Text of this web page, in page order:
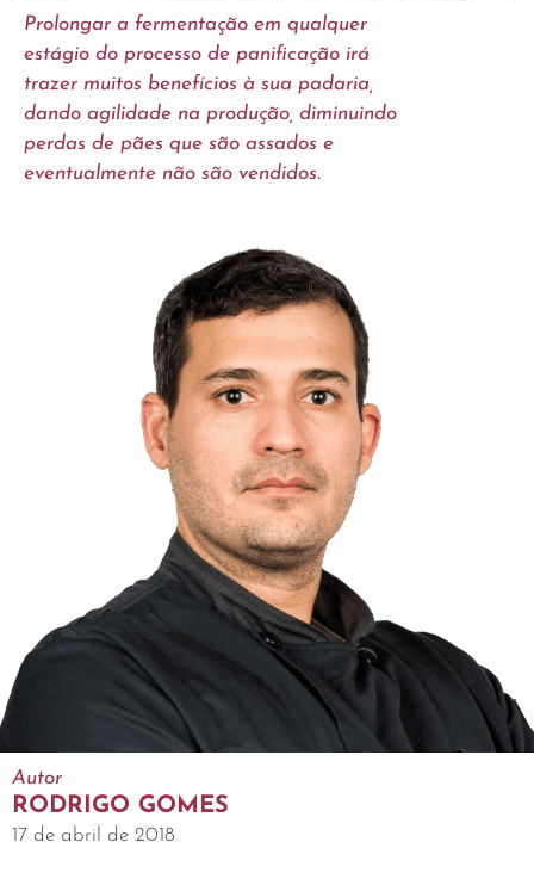
Prolongar a fermentação em qualquer
estágio do processo de panificação irá
trazer muitos benefícios à sua padaria,
dando agilidade na produção, diminuindo
perdas de pães que são assados e
eventualmente não são vendidos.
Autor
RODRIGO GOMES
17 de abril de 2018